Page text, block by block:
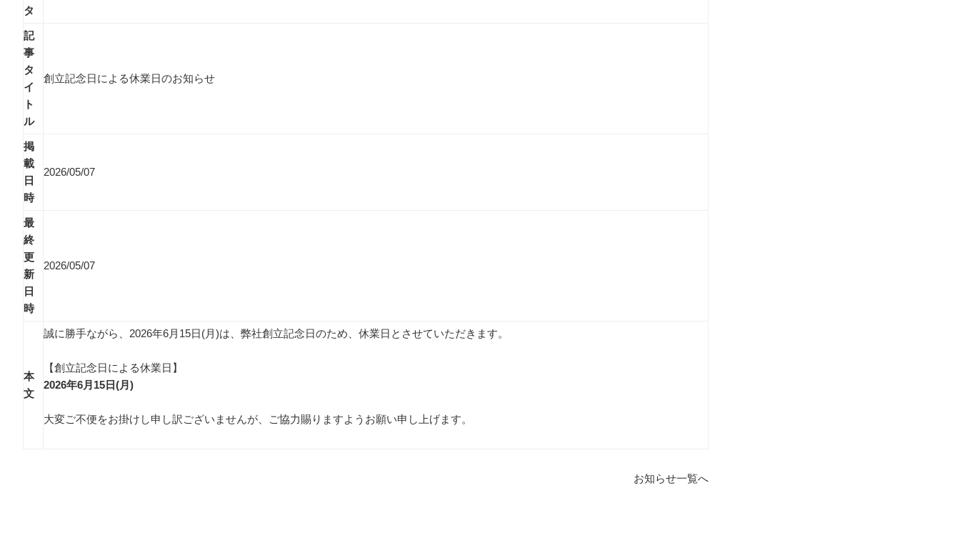
タ
記
事
タ
イ
ト
ル
創立記念日による休業日のお知らせ
掲
載
日
時
2026/05/07
最
終
更
新
日
時
2026/05/07
本
文
誠に勝手ながら、2026年6月15日(月)は、弊社創立記念日のため、休業日とさせていただきます。
【創立記念日による休業日】
2026年6月15日(月)
大変ご不便をお掛けし申し訳ございませんが、ご協力賜りますようお願い申し上げます。
お知らせ一覧へ